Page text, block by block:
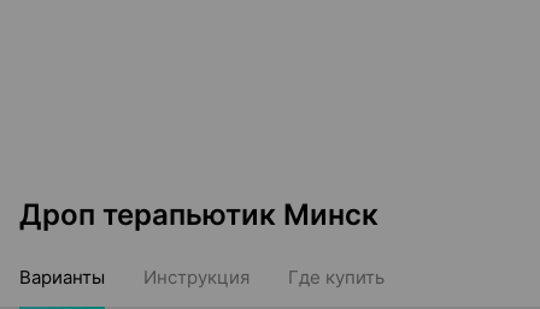
Дроп терапьютик Минск
Варианты Инструкция Где купить